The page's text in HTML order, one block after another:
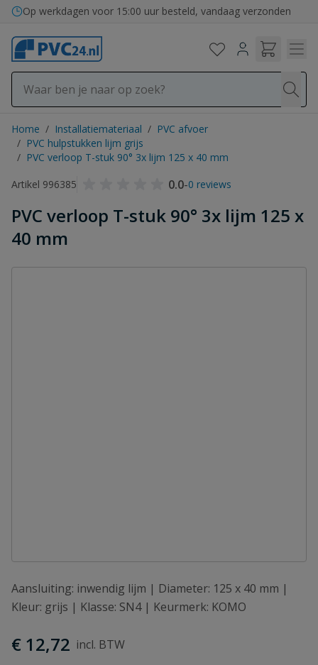
Ga naar de inhoud
Op werkdagen voor 15:00 uur besteld, vandaag verzonden
Home / Installatiemateriaal / PVC afvoer
/ PVC hulpstukken lijm grijs
/ PVC verloop T-stuk 90° 3x lijm 125 x 40 mm
Artikel 996385
0.0-0 reviews
PVC verloop T-stuk 90° 3x lijm 125 x
40 mm
Aansluiting: inwendig lijm | Diameter: 125 x 40 mm |
Kleur: grijs | Klasse: SN4 | Keurmerk: KOMO
€ 12,72